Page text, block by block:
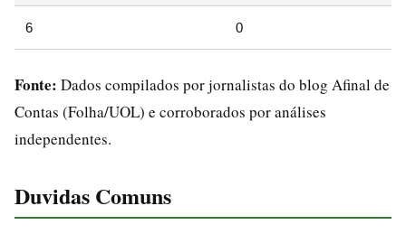
6 0
Fonte: Dados compilados por jornalistas do blog Afinal de
Contas (Folha/UOL) e corroborados por análises
independentes.
Duvidas Comuns